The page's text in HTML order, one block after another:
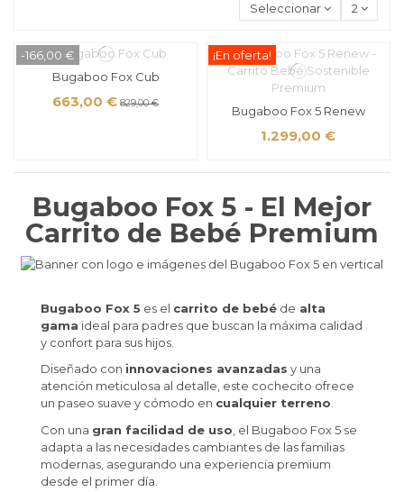
Seleccionar 2
-166,00 €
Bugaboo Fox Cub
663,00 € 829,00 €
¡En oferta!
Bugaboo Fox 5 Renew
1.299,00 €
Bugaboo Fox 5 - El Mejor
Carrito de Bebé Premium
Bugaboo Fox 5 es el carrito de bebé de alta
gama ideal para padres que buscan la máxima calidad
y confort para sus hijos.
Diseñado con innovaciones avanzadas y una
atención meticulosa al detalle, este cochecito ofrece
un paseo suave y cómodo en cualquier terreno.
Con una gran facilidad de uso , el Bugaboo Fox 5 se
adapta a las necesidades cambiantes de las familias
modernas, asegurando una experiencia premium
desde el primer día.